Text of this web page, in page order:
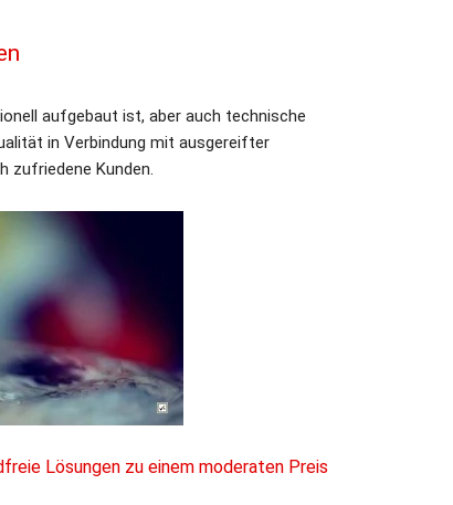
aufgebaut ist, aber auch technische
in Verbindung mit ausgereifter
zufriedene Kunden.
Lösungen zu einem moderaten Preis